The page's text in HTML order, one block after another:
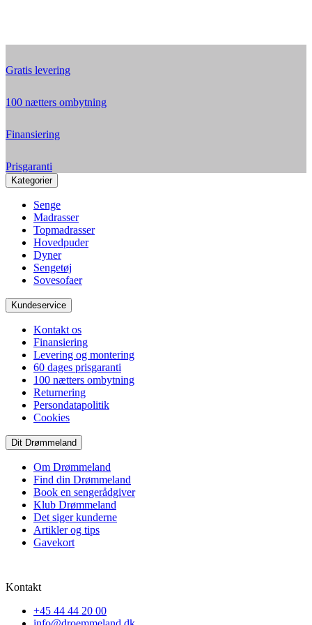
Gratis levering
100 nætters ombytning
Finansiering
Prisgaranti
Kategorier
Senge
Madrasser
Topmadrasser
Hovedpuder
Dyner
Sengetøj
Sovesofaer
Kundeservice
Kontakt os
Finansiering
Levering og montering
60 dages prisgaranti
100 nætters ombytning
Returnering
Persondatapolitik
Cookies
Dit Drømmeland
Om Drømmeland
Find din Drømmeland
Book en sengerådgiver
Klub Drømmeland
Det siger kunderne
Artikler og tips
Gavekort
Kontakt
+45 44 44 20 00